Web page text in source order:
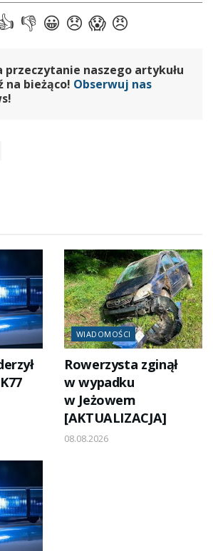
przeczytanie naszego artykułu
na bieżąco! Obserwuj nas
WIADOMOŚCI
Rowerzysta zginął
w wypadku
w Jeżowem
[AKTUALIZACJA]
08.08.2026